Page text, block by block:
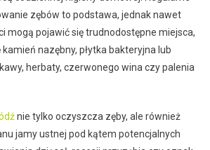
zębów to podstawa, jednak nawet
mogą pojawić się trudnodostępne miejsca,
nazębny, płytka bakteryjna lub
herbaty, czerwonego wina czy palenia
nie tylko oczyszcza zęby, ale również
jamy ustnej pod kątem potencjalnych